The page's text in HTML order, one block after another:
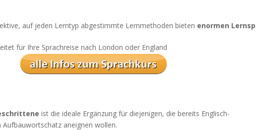
auf jeden Lerntyp abgestimmte Lernmethoden bieten enormen
für Ihre Sprachreise nach London oder England
ist die ideale Ergänzung für diejenigen, die bereits Englisch-
Aufbauwortschatz aneignen wollen.